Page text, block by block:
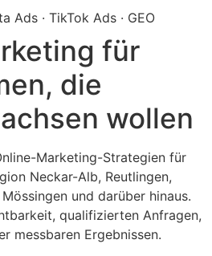
Ads · TikTok Ads · GEO
für
die
wollen
Marketing-Strategien für
Neckar-Alb, Reutlingen,
und darüber hinaus.
qualifizierten Anfragen,
messbaren Ergebnissen.